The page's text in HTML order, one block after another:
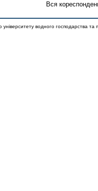
Вся
водного господарства та